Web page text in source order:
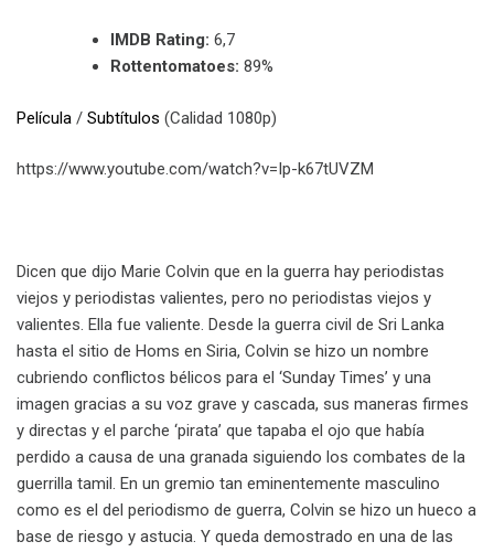
IMDB Rating: 6,7
Rottentomatoes: 89%
Película / Subtítulos (Calidad 1080p)
https://www.youtube.com/watch?v=Ip-k67tUVZM
Dicen que dijo Marie Colvin que en la guerra hay periodistas
viejos y periodistas valientes, pero no periodistas viejos y
valientes. Ella fue valiente. Desde la guerra civil de Sri Lanka
hasta el sitio de Homs en Siria, Colvin se hizo un nombre
cubriendo conflictos bélicos para el ‘Sunday Times’ y una
imagen gracias a su voz grave y cascada, sus maneras firmes
y directas y el parche ‘pirata’ que tapaba el ojo que había
perdido a causa de una granada siguiendo los combates de la
guerrilla tamil. En un gremio tan eminentemente masculino
como es el del periodismo de guerra, Colvin se hizo un hueco a
base de riesgo y astucia. Y queda demostrado en una de las